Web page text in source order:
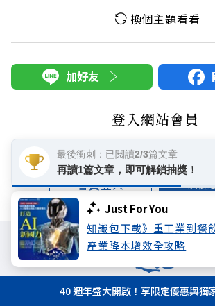
Just For You
知識包下載》重工業到餐
產業降本增效全攻略
換個主題看看
加好友
登入網站會員
享受更多個人化的會員服
會員登入 快速
遠見雜誌 哈佛商業評論 天
40 週年盛大開啟！享限定優惠與獨
最後衝刺：已閱讀2/3篇文章
再讀1篇文章，即可解鎖抽獎！